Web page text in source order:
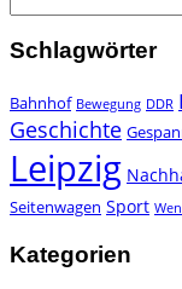
Schlagwörter
Bahnhof Bewegung DDR
Geschichte
Leipzig
Seitenwagen Sport
Kategorien